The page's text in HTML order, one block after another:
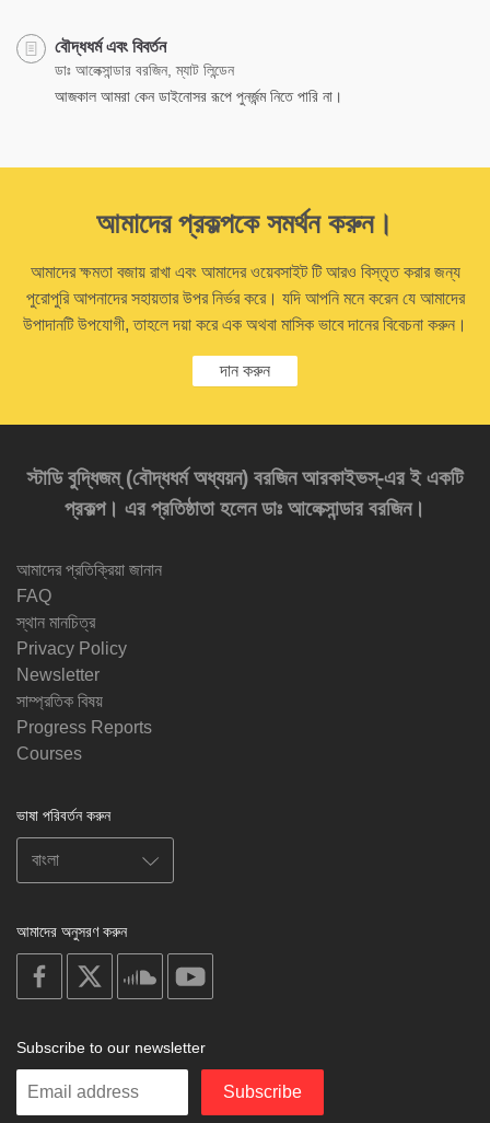
বৌদ্ধধর্ম এবং বিবর্তন
ডাঃ আলেক্সান্ডার বরজিন, ম্যাট লিন্ডেন
আজকাল আমরা কেন ডাইনোসর রূপে পুনর্জন্ম নিতে পারি না।
আমাদের প্রকল্পকে সমর্থন করুন।
আমাদের ক্ষমতা বজায় রাখা এবং আমাদের ওয়েবসাইট টি আরও বিস্তৃত করার জন্য
পুরোপুরি আপনাদের সহায়তার উপর নির্ভর করে। যদি আপনি মনে করেন যে আমাদের
উপাদানটি উপযোগী, তাহলে দয়া করে এক অথবা মাসিক ভাবে দানের বিবেচনা করুন।
দান করুন
স্টাডি বুদ্ধিজম্‌ (বৌদ্ধধর্ম অধ্যয়ন) বরজিন আরকাইভস্‌-এর ই একটি
প্রকল্প। এর প্রতিষ্ঠাতা হলেন ডাঃ আলেক্সান্ডার বরজিন।
আমাদের প্রতিক্রিয়া জানান
FAQ
স্থান মানচিত্র
Privacy Policy
Newsletter
সাম্প্রতিক বিষয়
Progress Reports
Courses
ভাষা পরিবর্তন করুন
আমাদের অনুসরণ করুন
on
facebook
soundcloud
Subscribe to our newsletter
Enter
Subscribe